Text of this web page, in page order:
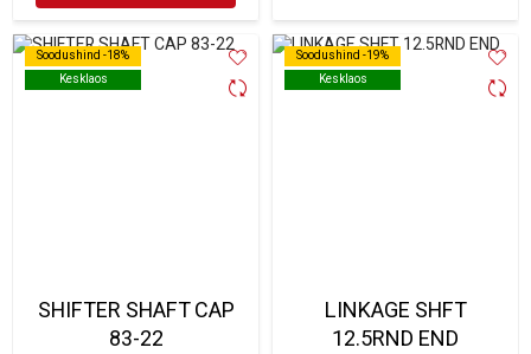
Soodushind -18%
Kesklaos
Soodushind -18%
Kesklaos
SHIFTER SHAFT CAP
83-22
Soodushind -19%
Kesklaos
Soodushind -19%
Kesklaos
LINKAGE SHFT
12.5RND END